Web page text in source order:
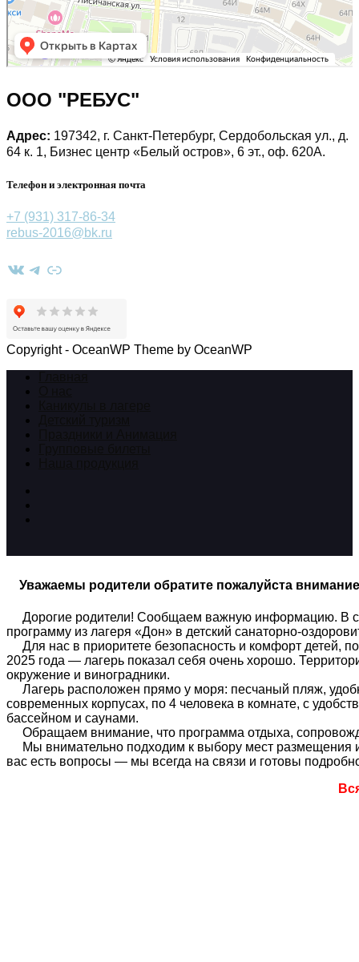
ООО "РЕБУС"
Адрес: 197342, г. Санкт-Петербург, Сердобольская ул., д.
64 к. 1, Бизнес центр «Белый остров», 6 эт., оф. 620А.
Телефон и электронная почта
+7 (931) 317-86-34
rebus-2016@bk.ru
ВКонтакте
Telegram
Ссылка
Copyright - OceanWP Theme by OceanWP
Уважаемы родители обратите пожалуйста внимание
Дорогие родители! Сообщаем важную информацию. В
программу из лагеря «Дон» в детский санаторно-
Для нас в приоритете безопасность и комфорт детей,
2025 года — лагерь показал себя очень хорошо.
окружение и виноградники.
Лагерь расположен прямо у моря: песчаный пляж,
современных корпусах, по 4 человека в комнате, с
бассейном и саунами.
Обращаем внимание, что программа отдыха,
Мы внимательно подходим к выбору мест размещения
вас есть вопросы — мы всегда на связи и готовы